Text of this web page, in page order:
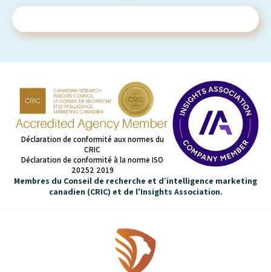
Déclaration de conformité aux normes du
CRIC
Déclaration de conformité à la norme ISO
20252 2019
Membres du Conseil de recherche et d’intelligence marketing
canadien (CRIC) et de l'Insights Association.